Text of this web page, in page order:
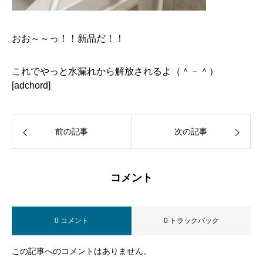
おお～～っ！！新品だ！！
これでやっと水漏れから解放されるよ（＾－＾）
[adchord]
前の記事 次の記事
コメント
0 コメント 0 トラックバック
この記事へのコメントはありません。